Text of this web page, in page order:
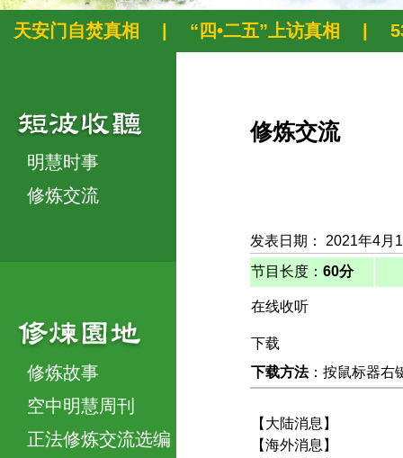
天安门自焚真相 “四•二五”上访真相
明慧时事
修炼交流
修炼故事
空中明慧周刊
正法修炼交流选编
修炼交流
发表日期： 2021年4月
节目长度： 60分
在线收听
下载
下载方法：按鼠标器右
【大陆消息】
【海外消息】